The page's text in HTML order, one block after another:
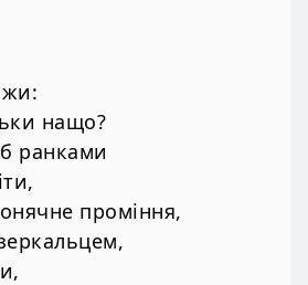
нащо?
ранками
проміння,